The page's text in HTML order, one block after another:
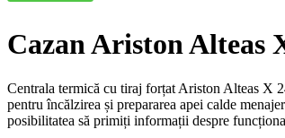
Cazan Ariston Alteas
Centrala termică cu tiraj forțat Ariston Alteas X
pentru încălzirea și prepararea apei calde
posibilitatea să primiți informații despre